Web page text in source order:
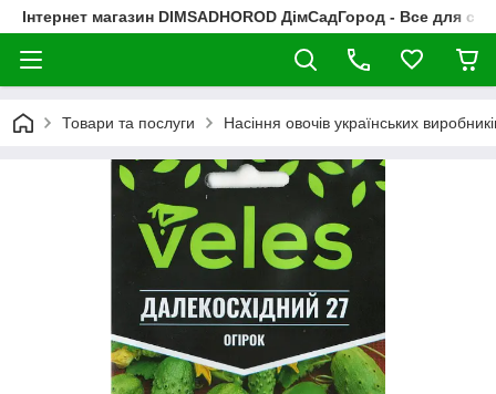
Інтернет магазин DIMSADHOROD ДімСадГород - Все для
Товари та послуги Насіння овочів українських